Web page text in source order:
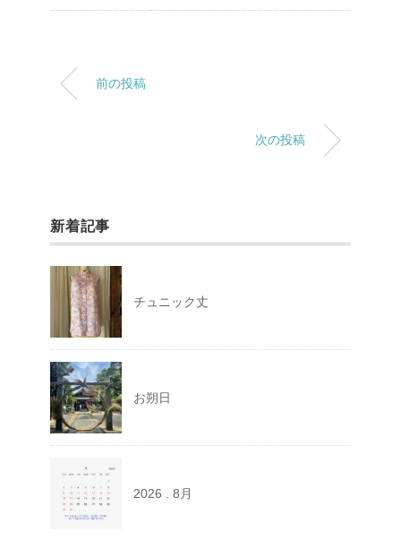
前の投稿
次の投稿
新着記事
チュニック丈
お朔日
2026 . 8月